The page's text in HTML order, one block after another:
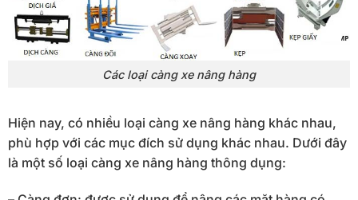
Các loại càng xe nâng hàng
Hiện nay, có nhiều loại càng xe nâng hàng khác nhau,
phù hợp với các mục đích sử dụng khác nhau. Dưới đây
là một số loại càng xe nâng hàng thông dụng: